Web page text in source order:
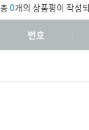
총 0개의 상품평이 작성
번호